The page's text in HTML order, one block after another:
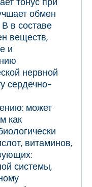
обмен
в составе
веществ,
и
нервной
сердечно-
может
как
витаминов,
системы,